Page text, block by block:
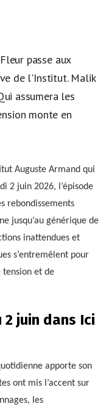
passe aux
de l'Institut. Malik
assumera les
monte en
Auguste Armand qui
2 juin 2026, l’épisode
rebondissements
jusqu’au générique de
inattendues et
s’entremêlent pour
et de
juin dans Ici
apporte son
ont mis l’accent sur
les